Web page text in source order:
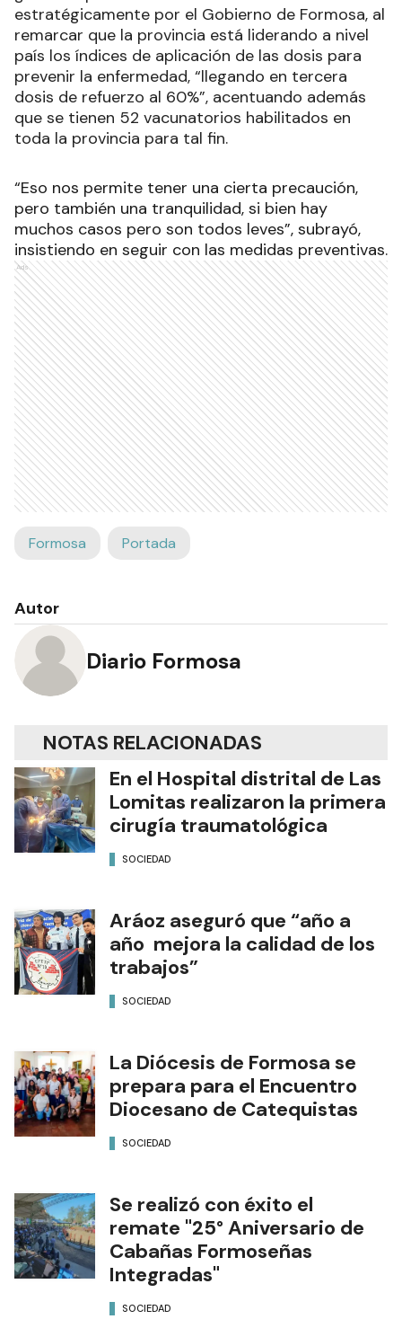
Además, en esa línea enfatizó los logros de la
gran campaña de vacunación diseñada
estratégicamente por el Gobierno de Formosa, al
remarcar que la provincia está liderando a nivel
país los índices de aplicación de las dosis para
prevenir la enfermedad, “llegando en tercera
dosis de refuerzo al 60%”, acentuando además
toda la provincia para tal fin.
“Eso nos permite tener una cierta precaución,
pero también una tranquilidad, si bien hay
muchos casos pero son todos leves”, subrayó,
insistiendo en seguir con las medidas preventivas.
Ads
Autor
NOTAS RELACIONADAS
En el Hospital distrital de Las
Lomitas realizaron la primera
cirugía traumatológica
Aráoz aseguró que “año a
año mejora la calidad de los
trabajos”
La Diócesis de Formosa se
prepara para el Encuentro
Diocesano de Catequistas
Se realizó con éxito el
remate "25° Aniversario de
Cabañas Formoseñas
Integradas"